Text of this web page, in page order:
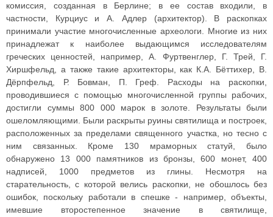
комиссия, созданная в Берлине; в ее состав входили, в
частности, Курциус и А. Адлер (архитектор). В раскопках
принимали участие многочисленные археологи. Многие из них
принадлежат к наиболее выдающимся исследователям
греческих ценностей, например, А. Фуртвенглер, Г. Трей, Г.
Хиршфельд, а также такие архитекторы, как К.А. Бёттихер, В.
Дёрпфельд, Р. Бовман, П. Греф. Расходы на раскопки,
проводившиеся с помощью многочисленной группы рабочих,
достигли суммы 800 000 марок в золоте. Результаты были
ошеломляющими. Были раскрыты руины святилища и построек,
расположенных за пределами священного участка, но тесно с
ним связанных. Кроме 130 мраморных статуй, было
обнаружено 13 000 памятников из бронзы, 600 монет, 400
надписей, 1000 предметов из глины. Несмотря на
старательность, с которой велись раскопки, не обошлось без
ошибок, поскольку работали в спешке - например, объекты,
имевшие второстепенное значение в святилище,